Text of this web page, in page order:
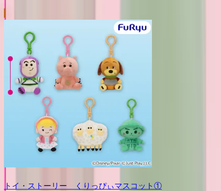
トイ・ストーリー くりっぴぃマスコット①